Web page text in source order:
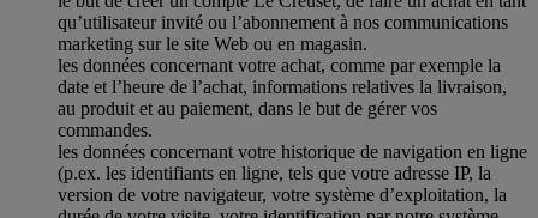
qu’utilisateur invité ou l’abonnement à nos communications
marketing sur le site Web ou en magasin.
les données concernant votre achat, comme par exemple la
date et l’heure de l’achat, informations relatives la livraison,
au produit et au paiement, dans le but de gérer vos
commandes.
les données concernant votre historique de navigation en ligne
(p.ex. les identifiants en ligne, tels que votre adresse IP, la
version de votre navigateur, votre système d’exploitation, la